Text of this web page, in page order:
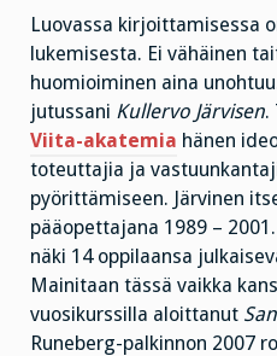
Luovassa kirjoittamisessa
lukemisesta. Ei vähäinen
huomioiminen aina
jutussani Kullervo Järvisen.
Viita-akatemia hänen
toteuttajia ja
pyörittämiseen. Järvinen
pääopettajana 1989 –
näki 14 oppilaansa
Mainitaan tässä vaikka
vuosikurssilla aloittanut
Runeberg-palkinnon 2007